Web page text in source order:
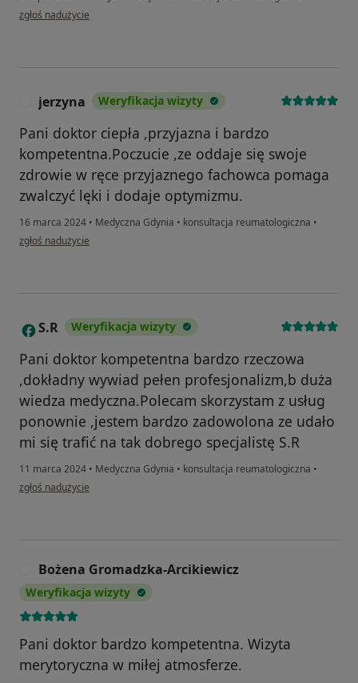
w opinii użytkownika B. K.
zgłoś nadużycie
jerzyna Weryfikacja wizyty
Pani doktor ciepła ,przyjazna i bardzo
kompetentna.Poczucie ,ze oddaje się swoje
zdrowie w ręce przyjaznego fachowca pomaga
zwalczyć lęki i dodaje optymizmu.
16 marca 2024 • Medyczna Gdynia • konsultacja reumatologiczna •
w opinii użytkownika jerzyna
zgłoś nadużycie
S S.R Weryfikacja wizyty
Pani doktor kompetentna bardzo rzeczowa
,dokładny wywiad pełen profesjonalizm,b duża
wiedza medyczna.Polecam skorzystam z usług
ponownie ,jestem bardzo zadowolona ze udało
mi się trafić na tak dobrego specjalistę S.R
11 marca 2024 • Medyczna Gdynia • konsultacja reumatologiczna •
w opinii użytkownika S.R
zgłoś nadużycie
Bożena Gromadzka-Arcikiewicz
Weryfikacja wizyty
Pani doktor bardzo kompetentna. Wizyta
merytoryczna w miłej atmosferze.